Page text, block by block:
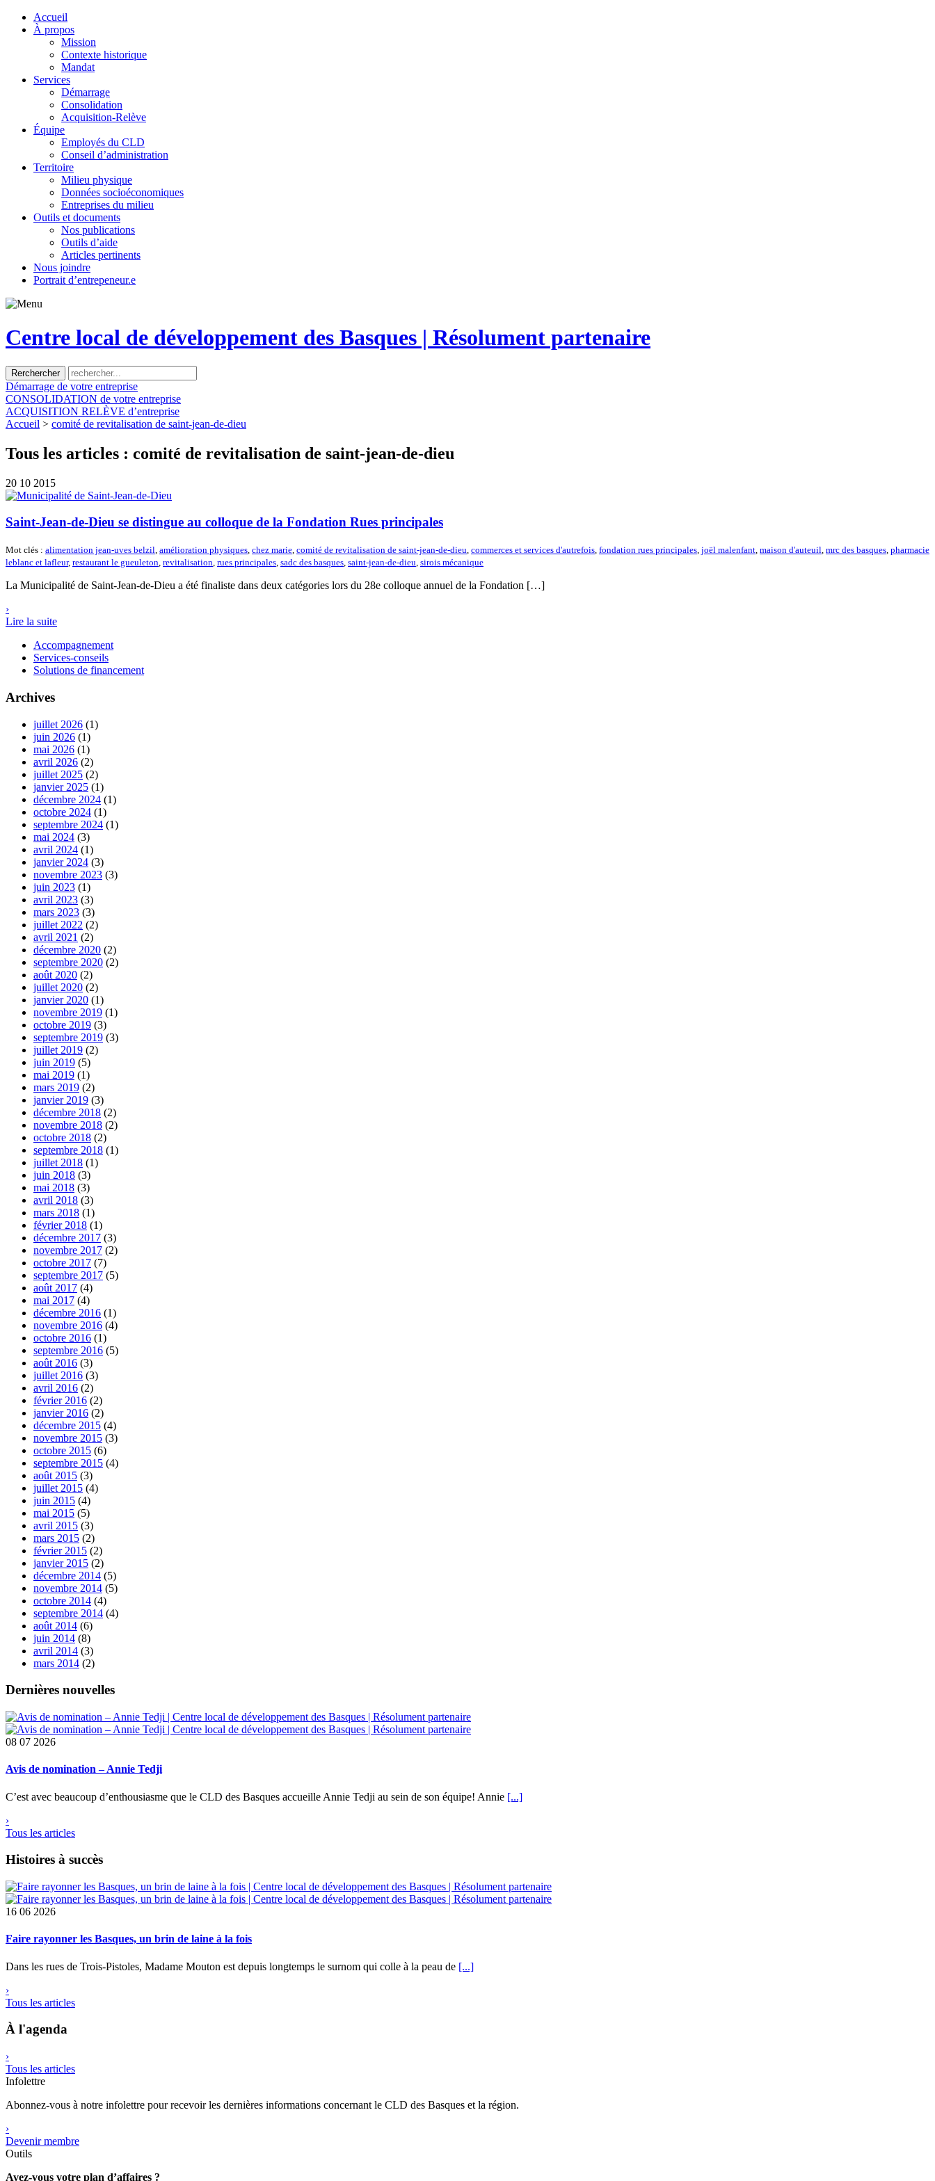
Accueil
À propos
Mission
Contexte historique
Mandat
Services
Démarrage
Consolidation
Acquisition-Relève
Équipe
Employés du CLD
Conseil d’administration
Territoire
Milieu physique
Données socioéconomiques
Entreprises du milieu
Outils et documents
Nos publications
Outils d’aide
Articles pertinents
Nous joindre
Portrait d’entrepeneur.e
Centre local de développement des Basques | Résolument partenaire
Démarrage de votre entreprise
CONSOLIDATION de votre entreprise
ACQUISITION RELÈVE d’entreprise
Accueil > comité de revitalisation de saint-jean-de-dieu
Tous les articles : comité de revitalisation de saint-jean-de-dieu
20 10 2015
Saint-Jean-de-Dieu se distingue au colloque de la Fondation Rues principales
Mot clés : alimentation jean-uves belzil, amélioration physiques, chez marie, comité de revitalisation de saint-jean-de-dieu, commerces et services d'autrefois, fondation rues principales, joël malenfant, maison d'auteuil, mrc des basques, pharmacie
leblanc et lafleur, restaurant le gueuleton, revitalisation, rues principales, sadc des basques, saint-jean-de-dieu, sirois mécanique
La Municipalité de Saint-Jean-de-Dieu a été finaliste dans deux catégories lors du 28e colloque annuel de la Fondation […]
›
Lire la suite
Accompagnement
Services-conseils
Solutions de financement
Archives
juillet 2026 (1)
juin 2026 (1)
mai 2026 (1)
avril 2026 (2)
juillet 2025 (2)
janvier 2025 (1)
décembre 2024 (1)
octobre 2024 (1)
septembre 2024 (1)
mai 2024 (3)
avril 2024 (1)
janvier 2024 (3)
novembre 2023 (3)
juin 2023 (1)
avril 2023 (3)
mars 2023 (3)
juillet 2022 (2)
avril 2021 (2)
décembre 2020 (2)
septembre 2020 (2)
août 2020 (2)
juillet 2020 (2)
janvier 2020 (1)
novembre 2019 (1)
octobre 2019 (3)
septembre 2019 (3)
juillet 2019 (2)
juin 2019 (5)
mai 2019 (1)
mars 2019 (2)
janvier 2019 (3)
décembre 2018 (2)
novembre 2018 (2)
octobre 2018 (2)
septembre 2018 (1)
juillet 2018 (1)
juin 2018 (3)
mai 2018 (3)
avril 2018 (3)
mars 2018 (1)
février 2018 (1)
décembre 2017 (3)
novembre 2017 (2)
octobre 2017 (7)
septembre 2017 (5)
août 2017 (4)
mai 2017 (4)
décembre 2016 (1)
novembre 2016 (4)
octobre 2016 (1)
septembre 2016 (5)
août 2016 (3)
juillet 2016 (3)
avril 2016 (2)
février 2016 (2)
janvier 2016 (2)
décembre 2015 (4)
novembre 2015 (3)
octobre 2015 (6)
septembre 2015 (4)
août 2015 (3)
juillet 2015 (4)
juin 2015 (4)
mai 2015 (5)
avril 2015 (3)
mars 2015 (2)
février 2015 (2)
janvier 2015 (2)
décembre 2014 (5)
novembre 2014 (5)
octobre 2014 (4)
septembre 2014 (4)
août 2014 (6)
juin 2014 (8)
avril 2014 (3)
mars 2014 (2)
Dernières nouvelles
08 07 2026
Avis de nomination – Annie Tedji
C’est avec beaucoup d’enthousiasme que le CLD des Basques accueille Annie Tedji au sein de son équipe! Annie [...]
›
Tous les articles
Histoires à succès
16 06 2026
Faire rayonner les Basques, un brin de laine à la fois
Dans les rues de Trois-Pistoles, Madame Mouton est depuis longtemps le surnom qui colle à la peau de [...]
›
Tous les articles
À l'agenda
›
Tous les articles
Infolettre
Abonnez-vous à notre infolettre pour recevoir les dernières informations concernant le CLD des Basques et la région.
›
Devenir membre
Outils
Avez-vous votre plan d’affaires ?